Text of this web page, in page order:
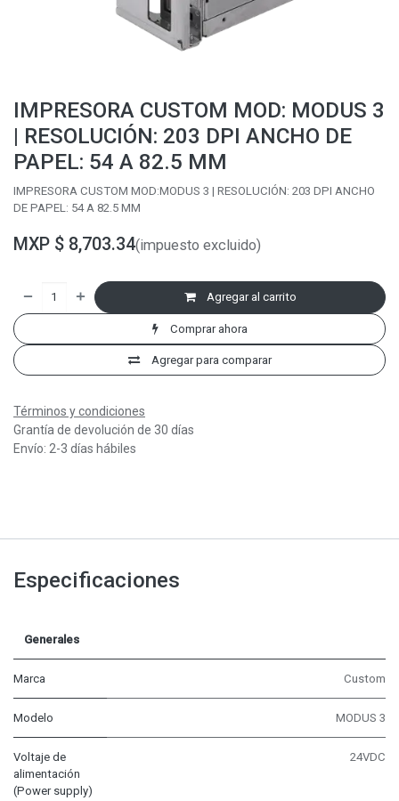
IMPRESORA CUSTOM MOD: MODUS 3
| RESOLUCIÓN: 203 DPI ANCHO DE
PAPEL: 54 A 82.5 MM
IMPRESORA CUSTOM MOD:MODUS 3 | RESOLUCIÓN: 203 DPI ANCHO
DE PAPEL: 54 A 82.5 MM
MXP $ 8,703.34(impuesto excluido)
Agregar al carrito
Comprar ahora
Agregar para comparar
Términos y condiciones
Grantía de devolución de 30 días
Envío: 2-3 días hábiles
Especificaciones
Generales
Marca Custom
Modelo MODUS 3
Voltaje de
alimentación
(Power supply)
24VDC